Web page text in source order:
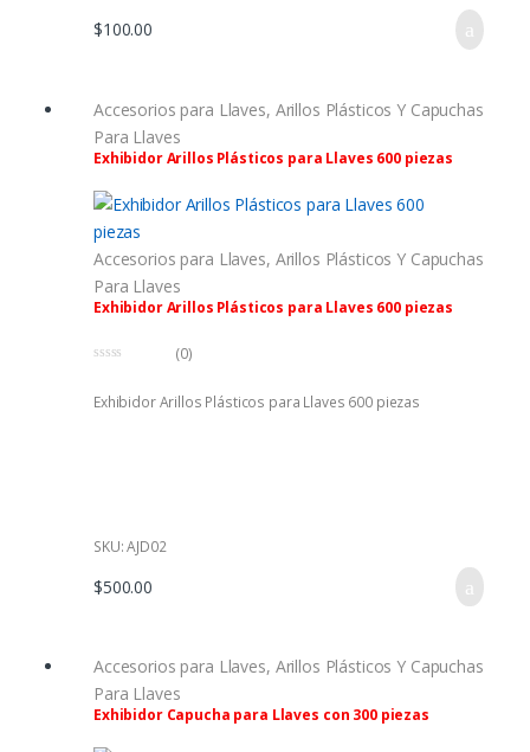
$100.00
Accesorios para Llaves, Arillos Plásticos Y Capuchas
Para Llaves
Exhibidor Arillos Plásticos para Llaves 600 piezas
Accesorios para Llaves, Arillos Plásticos Y Capuchas
Para Llaves
Exhibidor Arillos Plásticos para Llaves 600 piezas
u
(0)
Exhibidor Arillos Plásticos para Llaves 600 piezas
SKU: AJD02
$500.00
Accesorios para Llaves, Arillos Plásticos Y Capuchas
Para Llaves
Exhibidor Capucha para Llaves con 300 piezas